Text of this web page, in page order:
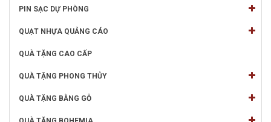
PIN SẠC DỰ PHÒNG
QUẠT NHỰA QUẢNG CÁO
QUÀ TẶNG CAO CẤP
QUÀ TẶNG PHONG THỦY
QUÀ TẶNG BẰNG GỖ